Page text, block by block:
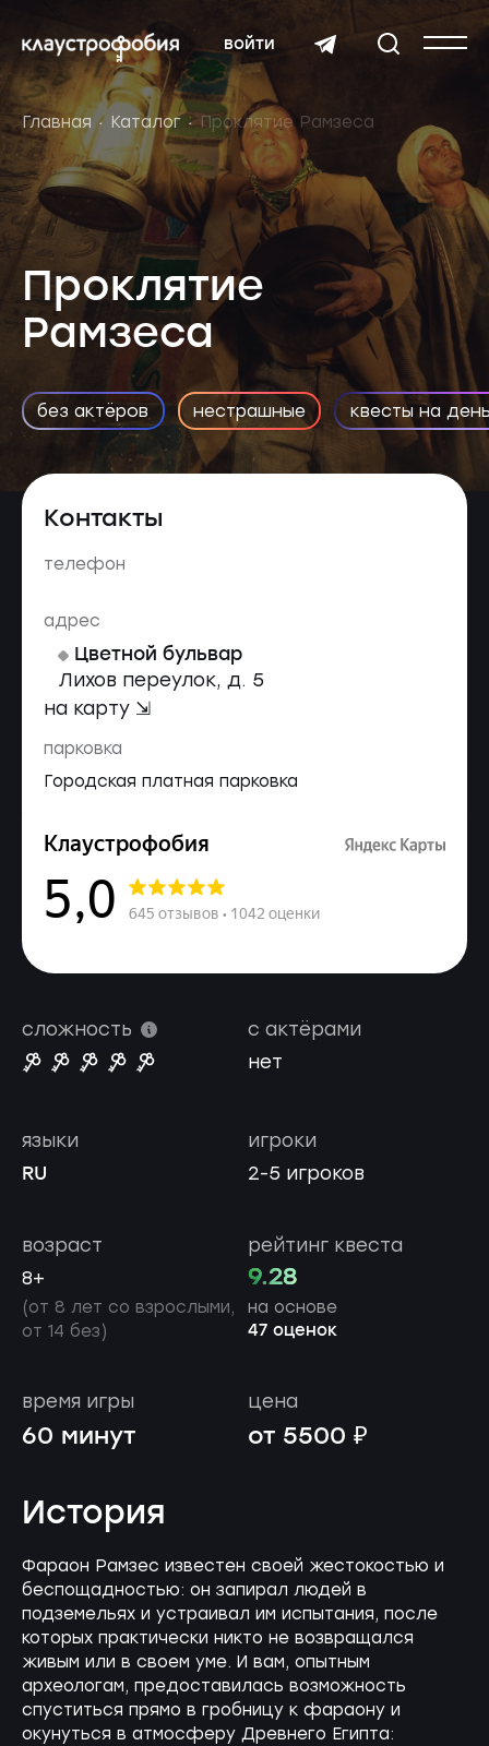
войти
Главная Каталог Проклятие Рамзеса
Проклятие
Рамзеса
без актёров нестрашные квесты на
Контакты
телефон
адрес
Цветной бульвар
Лихов переулок, д. 5
на карту ⇲
парковка
Городская платная парковка
сложность
с актёрами
нет
игроки
2-5 игроков
языки
RU
возраст
8+
(от 8 лет со взрослыми,
от 14 без)
рейтинг квеста
9.28
на основе
47 оценок
время игры
60 минут
цена
от 5500 ₽
История
Фараон Рамзес известен своей жестокостью и
беспощадностью: он запирал людей в
подземельях и устраивал им испытания, после
которых практически никто не возвращался
живым или в своем уме. И вам, опытным
археологам, предоставилась возможность
спуститься прямо в гробницу к фараону и
окунуться в атмосферу Древнего Египта: